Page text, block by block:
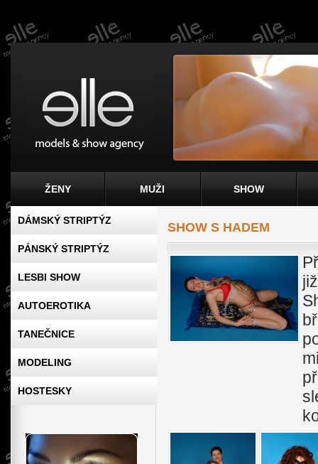
ŽENY MUŽI SHOW
DÁMSKÝ STRIPTÝZ
PÁNSKÝ STRIPTÝZ
LESBI SHOW
AUTOEROTIKA
TANEČNICE
MODELING
HOSTESKY
SHOW S HADEM